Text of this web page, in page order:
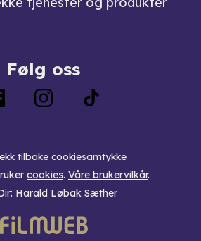
Følg oss
tilbake cookiesamtykke
cookies. Våre brukervilkår.
Harald Løbak Sæther